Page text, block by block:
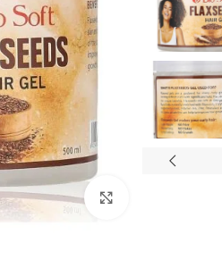
Click to enlarge